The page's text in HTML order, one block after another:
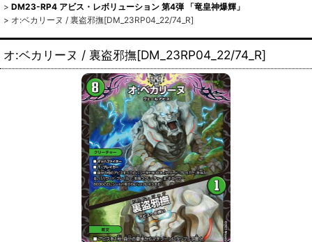
> DM23-RP4 アビス・レボリューション 第4弾 「竜皇神爆輝」
> オ:ベカリーヌ / 裏盗邪撫[DM_23RP04_22/74_R]
オ:ベカリーヌ / 裏盗邪撫[DM_23RP04_22/74_R]